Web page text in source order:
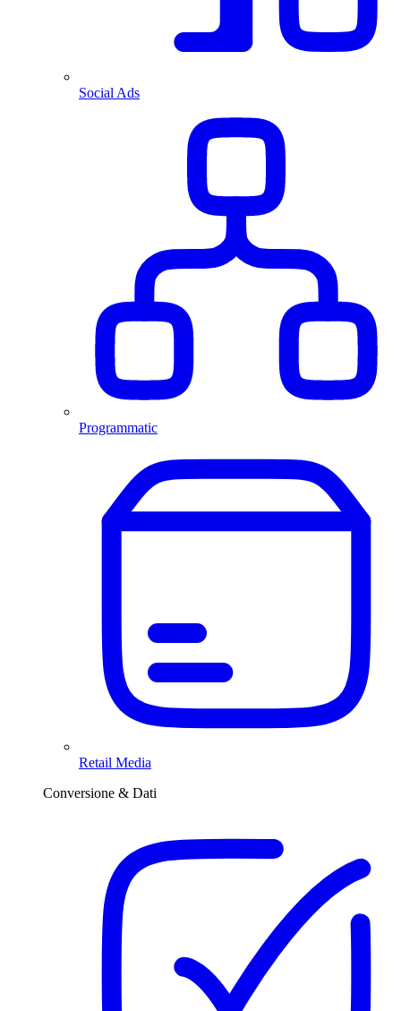
Social Ads
Programmatic
Retail Media
Conversione & Dati